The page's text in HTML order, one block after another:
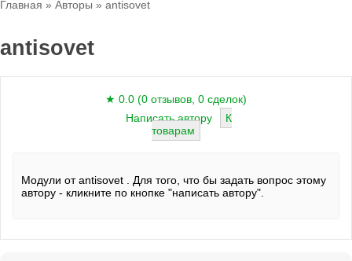
Главная » Авторы » antisovet
antisovet
★ 0.0 (0 отзывов, 0 сделок)
Написать автору
К
товарам
Модули отantisovet
. Для того, что бы задать вопрос этому
автору - кликните по кнопке "написать автору".